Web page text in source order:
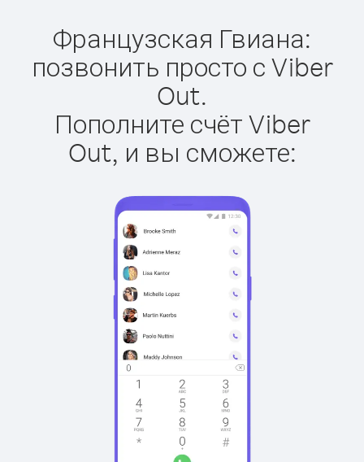
Французская Гвиана:
позвонить просто с Viber
Out.
Пополните счёт Viber
Out, и вы сможете: